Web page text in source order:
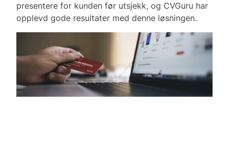
presentere for kunden før utsjekk, og CVGuru har
opplevd gode resultater med denne løsningen.